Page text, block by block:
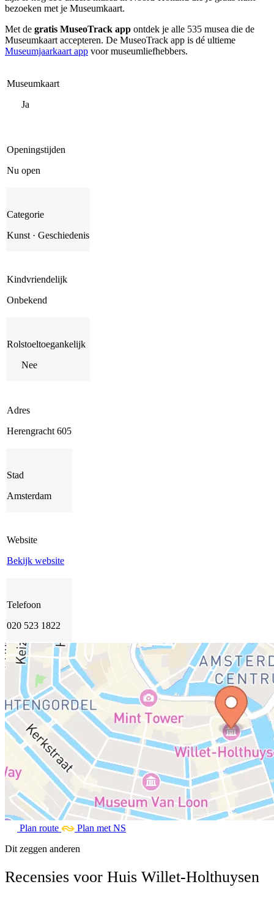
bezoeken met je Museumkaart.
Met de gratis MuseoTrack app ontdek je alle 535 musea die de
Museumkaart accepteren. De MuseoTrack app is dé ultieme
Museumjaarkaart app voor museumliefhebbers.
Museumkaart
Ja
Openingstijden
Nu open
Categorie
Kunst · Geschiedenis
Kindvriendelijk
Onbekend
Rolstoeltoegankelijk
Nee
Adres
Herengracht 605
Stad
Amsterdam
Website
Bekijk website
Telefoon
020 523 1822
Plan route
Plan met NS
Dit zeggen anderen
Recensies voor Huis Willet-Holthuysen